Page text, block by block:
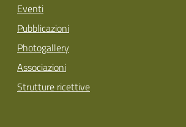
Eventi
Pubblicazioni
Photogallery
Associazioni
Strutture ricettive